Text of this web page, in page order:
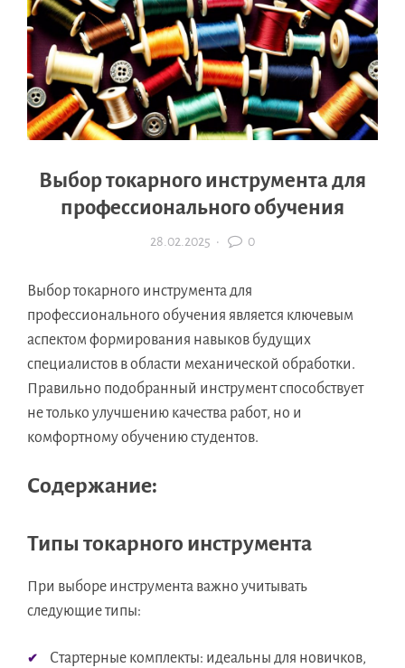
Выбор токарного инструмента для
профессионального обучения
28.02.2025 · 0
Выбор токарного инструмента для
профессионального обучения является ключевым
аспектом формирования навыков будущих
специалистов в области механической обработки.
Правильно подобранный инструмент способствует
не только улучшению качества работ, но и
комфортному обучению студентов.
Содержание:
Типы токарного инструмента
При выборе инструмента важно учитывать
следующие типы:
Стартерные комплекты: идеальны для новичков,